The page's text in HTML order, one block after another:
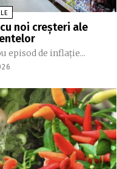
noi creşteri ale
episod de inflaţie...